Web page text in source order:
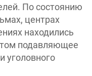
По состоянию
центрах
находились
подавляющее
уголовного